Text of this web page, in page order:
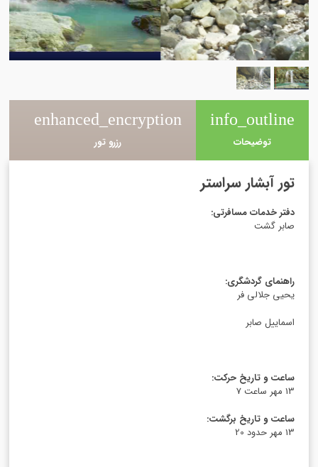
info_outline
توضیحات
enhanced_encryption
رزرو تور
تور آبشار سراستر
دفتر خدمات مسافرتی:
صابر گشت
راهنمای گردشگری:
یحیی جلالی فر
اسماییل صابر
ساعت و تاریخ حرکت:
13 مهر ساعت 7
ساعت و تاریخ برگشت:
13 مهر حدود 20